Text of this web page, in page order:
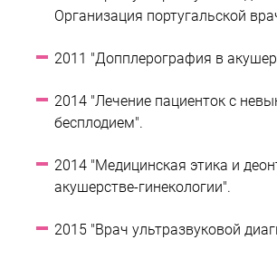
Организация португальской
2011 "Допплерография в
2014 "Лечение пациенток с
бесплодием".
2014 "Медицинская этика и
акушерстве-гинекологии".
2015 "Врач ультразвуковой